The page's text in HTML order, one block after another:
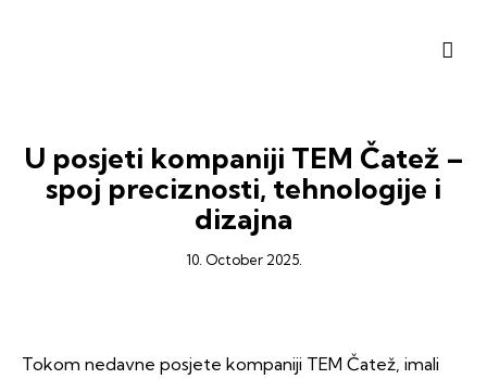
U posjeti kompaniji TEM Čatež –
spoj preciznosti, tehnologije i
dizajna
10. October 2025.
Tokom nedavne posjete kompaniji TEM Čatež, imali